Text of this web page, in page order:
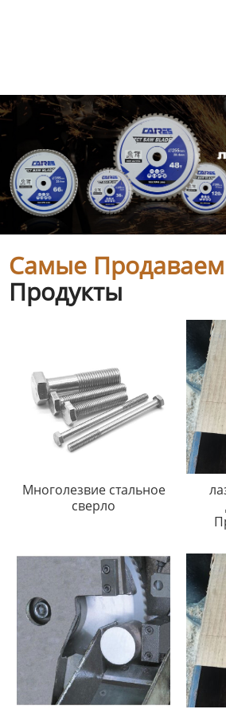
Самые
Продукты
Многолезвие стальное
сверло